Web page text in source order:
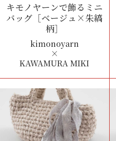
キモノヤーンで飾るミニ
バッグ ［ベージュ×朱縞
柄］
kimonoyarn
×
KAWAMURA MIKI